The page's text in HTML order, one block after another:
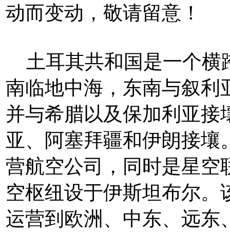
动而变动，敬请留意！
土耳其共和国是一个横
南临地中海，东南与叙利
并与希腊以及保加利亚接
亚、阿塞拜疆和伊朗接壤
营航空公司，同时是星空
空枢纽设于伊斯坦布尔
运营到欧洲、中东、远东